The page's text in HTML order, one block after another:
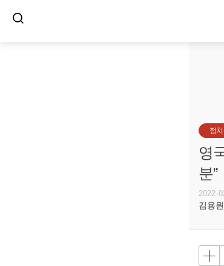
정치
영
분”
2022-
김용